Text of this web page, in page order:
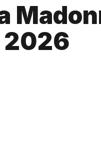
2026